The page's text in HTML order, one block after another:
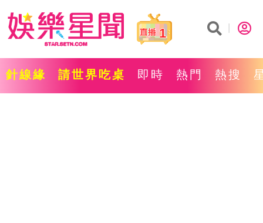
1
針線緣 請世界吃桌 即時 熱門 熱搜